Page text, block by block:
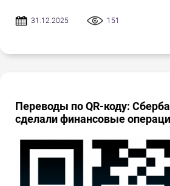
31.12.2025 151
Переводы по QR-коду:
сделали финансовые